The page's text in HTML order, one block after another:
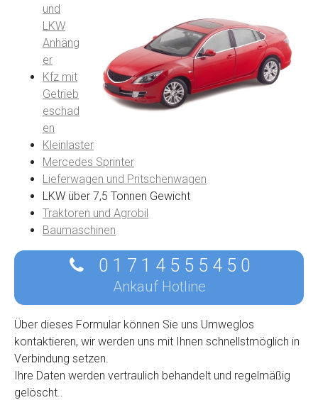
und
LKW
Anhäng
er
Kfz mit
Getrieb
eschad
en
Kleinlaster
Mercedes Sprinter
Lieferwagen und Pritschenwagen
LKW über 7,5 Tonnen Gewicht
Traktoren und Agrobil
Baumaschinen
0 1 7 1 4 5 5 5 4 5 0
Ankauf Hotline
Über dieses Formular können Sie uns Umweglos
kontaktieren, wir werden uns mit Ihnen schnellstmöglich in
Verbindung setzen.
Ihre Daten werden vertraulich behandelt und regelmäßig
gelöscht..